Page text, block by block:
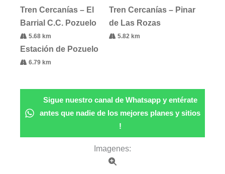
Tren Cercanías – El
Barrial C.C. Pozuelo
5.68 km
Tren Cercanías – Pinar
de Las Rozas
5.82 km
Estación de Pozuelo
6.79 km
Sigue nuestro canal de Whatsapp y entérate
antes que nadie de los mejores planes y sitios
!
Imagenes: